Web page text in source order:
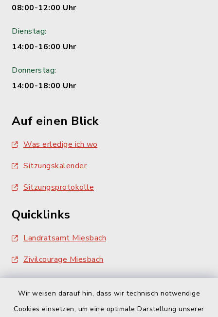
Wir weisen darauf hin, dass wir technisch notwendige
Cookies einsetzen, um eine optimale Darstellung unserer
08:00-12:00 Uhr
Dienstag:
14:00-16:00 Uhr
Donnerstag:
14:00-18:00 Uhr
Auf einen Blick
Was erledige ich wo
Sitzungskalender
Sitzungsprotokolle
Quicklinks
Landratsamt Miesbach
Zivilcourage Miesbach